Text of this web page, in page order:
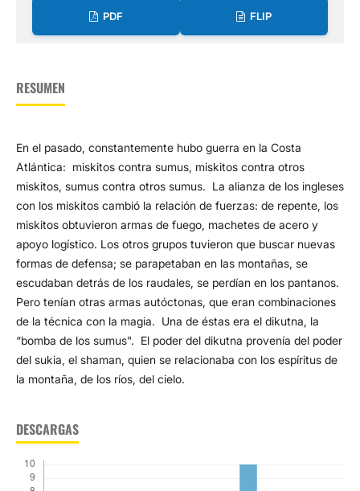
PDF FLIP
RESUMEN
En el pasado, constantemente hubo guerra en la Costa
Atlántica: miskitos contra sumus, miskitos contra otros
miskitos, sumus contra otros sumus. La alianza de los ingleses
con los miskitos cambió la relación de fuerzas: de repente, los
miskitos obtuvieron armas de fuego, machetes de acero y
apoyo logístico. Los otros grupos tuvieron que buscar nuevas
formas de defensa; se parapetaban en las montañas, se
escudaban detrás de los raudales, se perdían en los pantanos.
Pero tenían otras armas autóctonas, que eran combinaciones
de la técnica con la magia. Una de éstas era el dikutna, la
“bomba de los sumus". El poder del dikutna provenía del poder
del sukia, el shaman, quien se relacionaba con los espíritus de
la montaña, de los ríos, del cielo.
DESCARGAS